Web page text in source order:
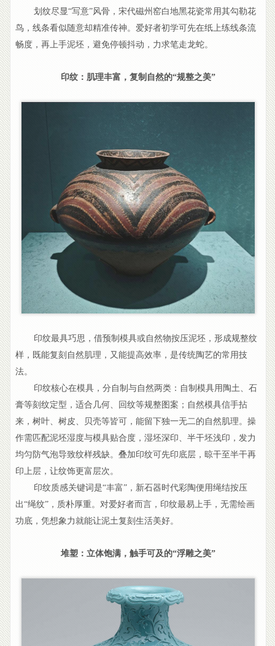
划纹尽显“写意”风骨，宋代磁州窑白地黑花瓷常用其勾勒花
鸟，线条看似随意却精准传神。爱好者初学可先在纸上练线条流
畅度，再上手泥坯，避免停顿抖动，力求笔走龙蛇。
印纹：肌理丰富，复制自然的“规整之美”
印纹最具巧思，借预制模具或自然物按压泥坯，形成规整纹
样，既能复刻自然肌理，又能提高效率，是传统陶艺的常用技
法。
印纹核心在模具，分自制与自然两类：自制模具用陶土、石
膏等刻纹定型，适合几何、回纹等规整图案；自然模具信手拈
来，树叶、树皮、贝壳等皆可，能留下独一无二的自然肌理。操
作需匹配泥坯湿度与模具贴合度，湿坯深印、半干坯浅印，发力
均匀防气泡导致纹样残缺。叠加印纹可先印底层，晾干至半干再
印上层，让纹饰更富层次。
印纹质感关键词是“丰富”，新石器时代彩陶便用绳结按压
出“绳纹”，质朴厚重。对爱好者而言，印纹最易上手，无需绘画
功底，凭想象力就能让泥土复刻生活美好。
堆塑：立体饱满，触手可及的“浮雕之美”